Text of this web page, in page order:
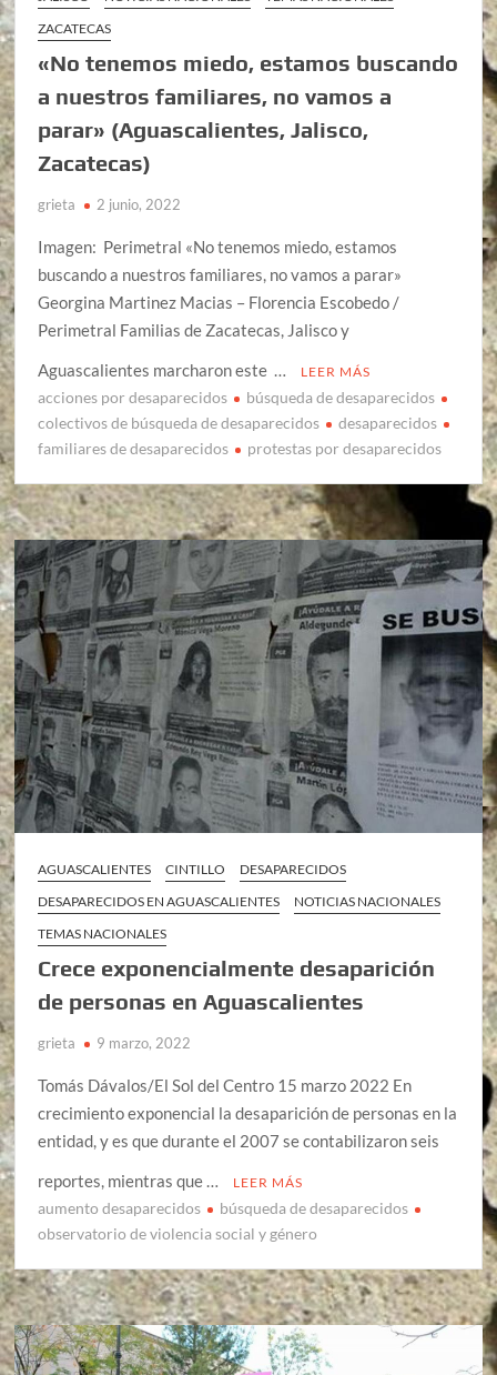
ZACATECAS
«No tenemos miedo, estamos buscando
a nuestros familiares, no vamos a
parar» (Aguascalientes, Jalisco,
Zacatecas)
grieta 2 junio, 2022
Imagen: Perimetral «No tenemos miedo, estamos
buscando a nuestros familiares, no vamos a parar»
Georgina Martinez Macias – Florencia Escobedo /
Perimetral Familias de Zacatecas, Jalisco y
Aguascalientes marcharon este …
LEER MÁS
acciones por desaparecidos
búsqueda de desaparecidos
colectivos de búsqueda de desaparecidos
desaparecidos
familiares de desaparecidos
protestas por desaparecidos
AGUASCALIENTES CINTILLO
DESAPARECIDOS
DESAPARECIDOS EN AGUASCALIENTES
NOTICIAS NACIONALES
TEMAS NACIONALES
Crece exponencialmente desaparición
de personas en Aguascalientes
grieta 9 marzo, 2022
Tomás Dávalos/El Sol del Centro 15 marzo 2022 En
crecimiento exponencial la desaparición de personas en la
entidad, y es que durante el 2007 se contabilizaron seis
reportes, mientras que …
LEER MÁS
aumento desaparecidos
búsqueda de desaparecidos
observatorio de violencia social y género